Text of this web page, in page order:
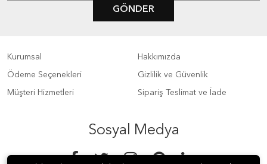
GÖNDER
Kurumsal
Ödeme Seçenekleri
Müşteri Hizmetleri
Hakkımızda
Gizlilik ve Güvenlik
Sipariş Teslimat ve İade
Sosyal Medya